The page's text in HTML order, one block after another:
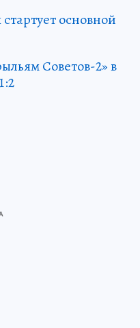
основной
Советов-2» в